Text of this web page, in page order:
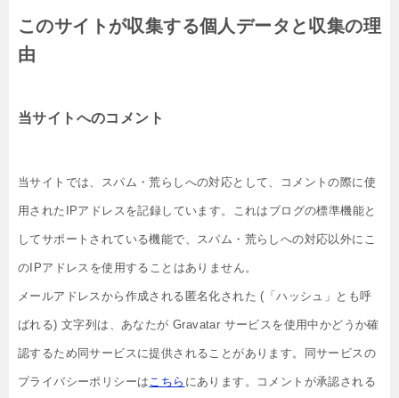
このサイトが収集する個人データと収集の理
由
当サイトへのコメント
当サイトでは、スパム・荒らしへの対応として、コメントの際に使
用されたIPアドレスを記録しています。これはブログの標準機能と
してサポートされている機能で、スパム・荒らしへの対応以外にこ
のIPアドレスを使用することはありません。
メールアドレスから作成される匿名化された (「ハッシュ」とも呼
ばれる) 文字列は、あなたが Gravatar サービスを使用中かどうか確
認するため同サービスに提供されることがあります。同サービスの
プライバシーポリシーはこちら にあります。コメントが承認される